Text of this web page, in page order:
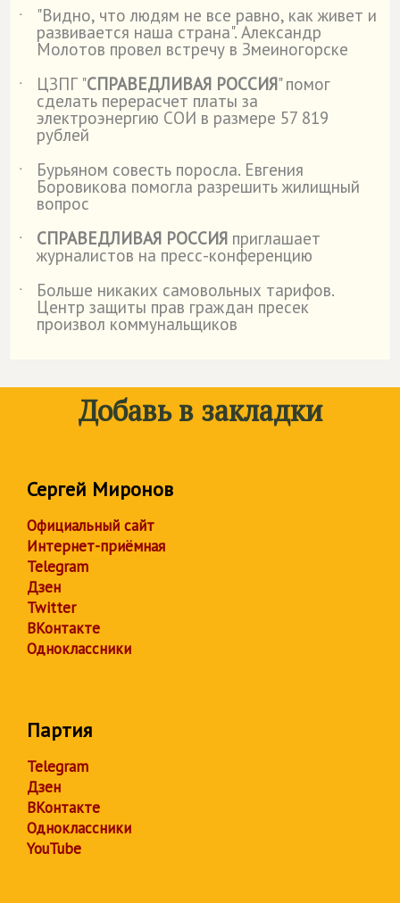
˙ "Видно, что людям не все равно, как живет и
развивается наша страна". Александр
Молотов провел встречу в Змеиногорске
˙
ЦЗПГ "СПРАВЕДЛИВАЯ РОССИЯ" помог
сделать перерасчет платы за
электроэнергию СОИ в размере 57 819
рублей
˙
Бурьяном совесть поросла. Евгения
Боровикова помогла разрешить жилищный
вопрос
˙
СПРАВЕДЛИВАЯ РОССИЯ приглашает
журналистов на пресс-конференцию
˙
Больше никаких самовольных тарифов.
Центр защиты прав граждан пресек
произвол коммунальщиков
Добавь в закладки
Сергей Миронов
Официальный сайт
Интернет-приёмная
Telegram
Дзен
Twitter
ВКонтакте
Одноклассники
Партия
Telegram
Дзен
ВКонтакте
Одноклассники
YouTube